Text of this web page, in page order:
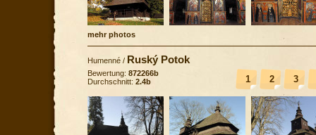
mehr photos
Humenné / Ruský Potok
1 2 3
Bewertung: 872266b
Durchschnitt: 2.4b